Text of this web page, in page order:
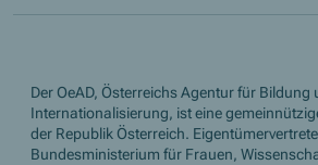
Der OeAD, Österreichs Agentur für Bildung
Internationalisierung, ist eine
der Republik Österreich.
Bundesministerium für Frauen,